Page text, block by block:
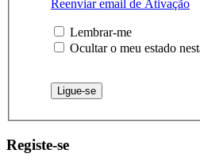
Reenviar email de Ativação
Lembrar-me
Ocultar o meu estado
Registe-se